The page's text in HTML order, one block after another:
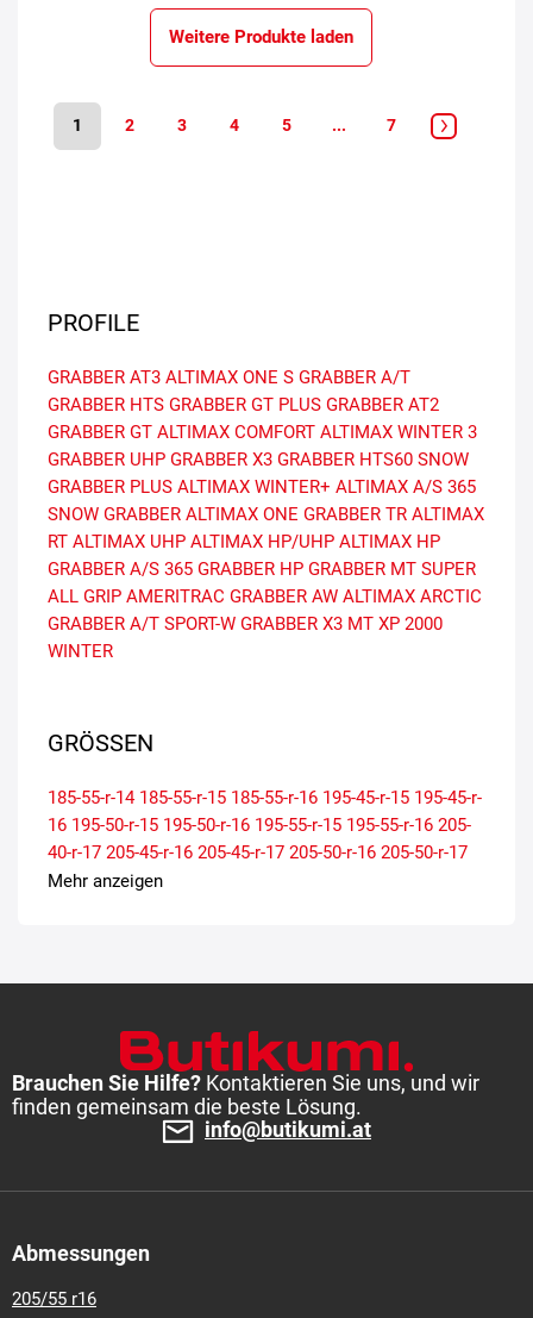
Weitere Produkte laden
1 2 3 4 5 ... 7
PROFILE
GRABBER AT3 ALTIMAX ONE S GRABBER A/T
GRABBER HTS GRABBER GT PLUS GRABBER AT2
GRABBER GT ALTIMAX COMFORT ALTIMAX WINTER 3
GRABBER UHP GRABBER X3 GRABBER HTS60 SNOW
GRABBER PLUS ALTIMAX WINTER+ ALTIMAX A/S 365
SNOW GRABBER ALTIMAX ONE GRABBER TR ALTIMAX
RT ALTIMAX UHP ALTIMAX HP/UHP ALTIMAX HP
GRABBER A/S 365 GRABBER HP GRABBER MT SUPER
ALL GRIP AMERITRAC GRABBER AW ALTIMAX ARCTIC
GRABBER A/T SPORT-W GRABBER X3 MT XP 2000
WINTER
GRÖSSEN
185-55-r-14 185-55-r-15 185-55-r-16 195-45-r-15 195-45-r-
16 195-50-r-15 195-50-r-16 195-55-r-15 195-55-r-16 205-
40-r-17 205-45-r-16 205-45-r-17 205-50-r-16 205-50-r-17
205-55-r-15 205-55-r-16
17 235-35-r-19 235-40-r-18 235-40-r-19 235-45-r-17 235-
245-40-r-19 245-45-r-17 245-45-r-18 245-45-r-19
245-50-r-17 255-35-r-18 255-35-r-19 255-35-r-20
255-
40-r-18 255-40-r-19 255-45-r-18 265-35-r-18
275-35-r-18
275-40-r-18
275-40-r-19
Mehr anzeigen
Brauchen Sie Hilfe? Kontaktieren Sie uns, und wir
finden gemeinsam die beste Lösung.
info@butikumi.at
Abmessungen
205/55 r16